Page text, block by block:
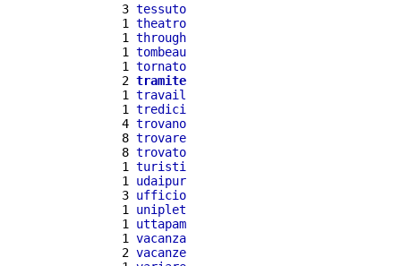
  3
tessuto
  1
theatro
  1
through
  1
tombeau
  1
tornato
  2
tramite
  1
travail
  1
tredici
  4
trovano
  8
trovare
  8
trovato
  1
turisti
  1
udaipur
  3
ufficio
  1
uniplet
  1
uttapam
  1
vacanza
  2
vacanze